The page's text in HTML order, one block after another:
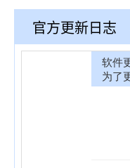
官方更新日志